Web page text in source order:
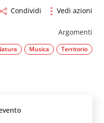
Condividi Vedi azioni
Argomenti
Musica Territorio